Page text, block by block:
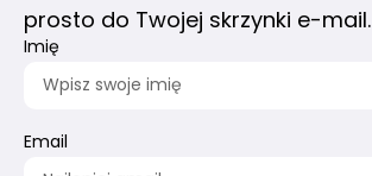
prosto do Twojej skrzynki e-mail.
Imię
Email